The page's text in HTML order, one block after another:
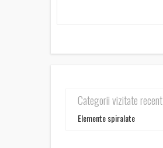
Categorii vizitate recent
Elemente spiralate